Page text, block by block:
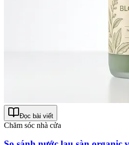
Đọc bài viết
Chăm sóc nhà cửa